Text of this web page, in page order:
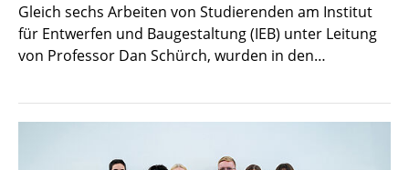
Gleich sechs Arbeiten von Studierenden am Institut
für Entwerfen und Baugestaltung (IEB) unter Leitung
von Professor Dan Schürch, wurden in den…